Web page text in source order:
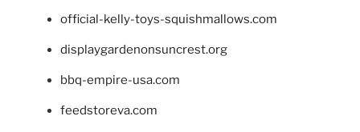
official-kelly-toys-squishmallows.com
displaygardenonsuncrest.org
bbq-empire-usa.com
feedstoreva.com